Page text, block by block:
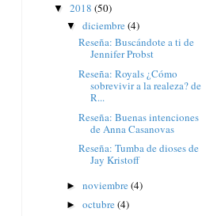
▼ 2018 (50)
▼ diciembre(4)
Reseña: Buscándote a ti de
Jennifer Probst
Reseña: Royals ¿Cómo
sobrevivir a la realeza? de
R...
Reseña: Buenas intenciones
de Anna Casanovas
Reseña: Tumba de dioses de
Jay Kristoff
► noviembre(4)
► octubre(4)